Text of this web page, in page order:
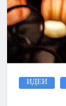
ИДЕИ